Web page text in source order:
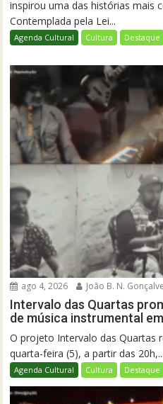
inspirou uma das histórias mais
Contemplada pela Lei...
Agenda Cultural Cultura Destaque
ago 4, 2026 João B. N.
Intervalo das Quartas
de música instrumental
O projeto Intervalo das Quartas
quarta-feira (5), a partir das 20h,...
Agenda Cultural Cultura Destaque